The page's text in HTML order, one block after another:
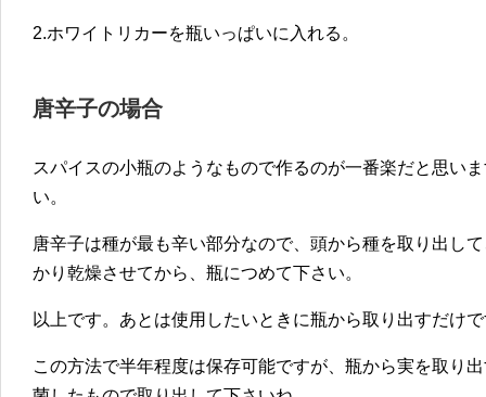
2.ホワイトリカーを瓶いっぱいに入れる。
唐辛子の場合
スパイスの小瓶のようなもので作るのが一番楽だと思い
い。
唐辛子は種が最も辛い部分なので、頭から種を取り出し
かり乾燥させてから、瓶につめて下さい。
以上です。あとは使用したいときに瓶から取り出すだけ
この方法で半年程度は保存可能ですが、瓶から実を取り